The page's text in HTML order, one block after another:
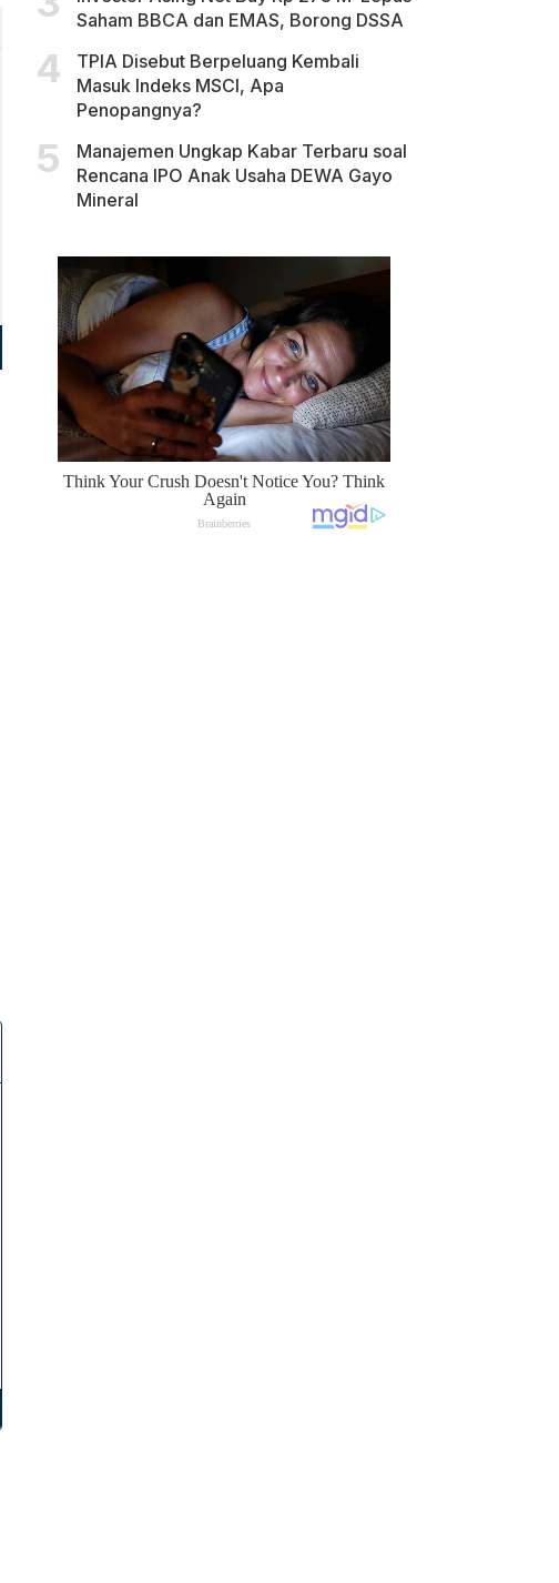
Saham BBCA dan EMAS, Borong DSSA
TPIA Disebut Berpeluang Kembali
Masuk Indeks MSCI, Apa
Penopangnya?
Manajemen Ungkap Kabar Terbaru soal
Rencana IPO Anak Usaha DEWA Gayo
Mineral